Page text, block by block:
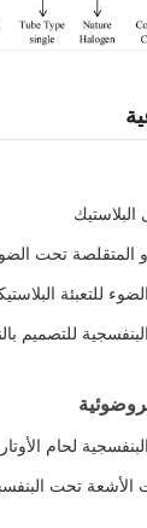
المتقلصة تحت الضوء
للتعبئة
للتصميم
لحام الأوتار
تحت